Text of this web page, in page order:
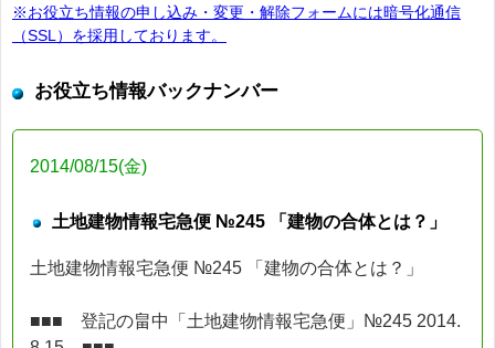
※お役立ち情報の申し込み・変更・解除フォームには暗号化通信
（SSL）を採用しております。
お役立ち情報バックナンバー
2014/08/15(金)
土地建物情報宅急便 №245 「建物の合体とは？」
土地建物情報宅急便 №245 「建物の合体とは？」
■■■ 登記の畠中「土地建物情報宅急便」№245 2014.